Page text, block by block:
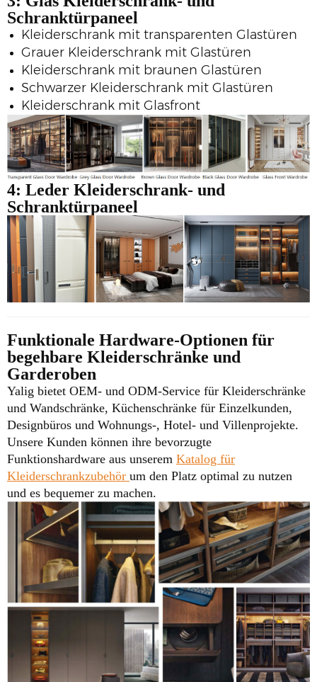
Schranktürpaneel
Kleiderschrank mit transparenten Glastüren
Grauer Kleiderschrank mit Glastüren
Kleiderschrank mit braunen Glastüren
Schwarzer Kleiderschrank mit Glastüren
Kleiderschrank mit Glasfront
4: Leder Kleiderschrank- und
Schranktürpaneel
Funktionale Hardware-Optionen für
begehbare Kleiderschränke und
Garderoben
Yalig bietet OEM- und ODM-Service für Kleiderschränke
und Wandschränke, Küchenschränke für Einzelkunden,
Designbüros und Wohnungs-, Hotel- und Villenprojekte.
Unsere Kunden können ihre bevorzugte
Funktionshardware aus unserem Katalog für
Kleiderschrankzubehör um den Platz optimal zu nutzen
und es bequemer zu machen.